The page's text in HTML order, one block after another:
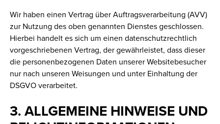
Wir haben einen Vertrag über Auftragsverarbeitung (AVV)
zur Nutzung des oben genannten Dienstes geschlossen.
Hierbei handelt es sich um einen datenschutzrechtlich
vorgeschriebenen Vertrag, der gewährleistet, dass dieser
die personenbezogenen Daten unserer Websitebesucher
nur nach unseren Weisungen und unter Einhaltung der
DSGVO verarbeitet.
3. ALLGEMEINE HINWEISE UND